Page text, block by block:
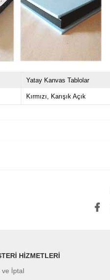
Yatay Kanvas Tablolar
Kırmızı Karışık Açık
HİZMETLERİ
ve İptal